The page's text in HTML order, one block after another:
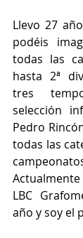
Llevo 27
podéis
todas las
hasta 2ª
tres
selección
Pedro
todas las
LBC
año y soy el